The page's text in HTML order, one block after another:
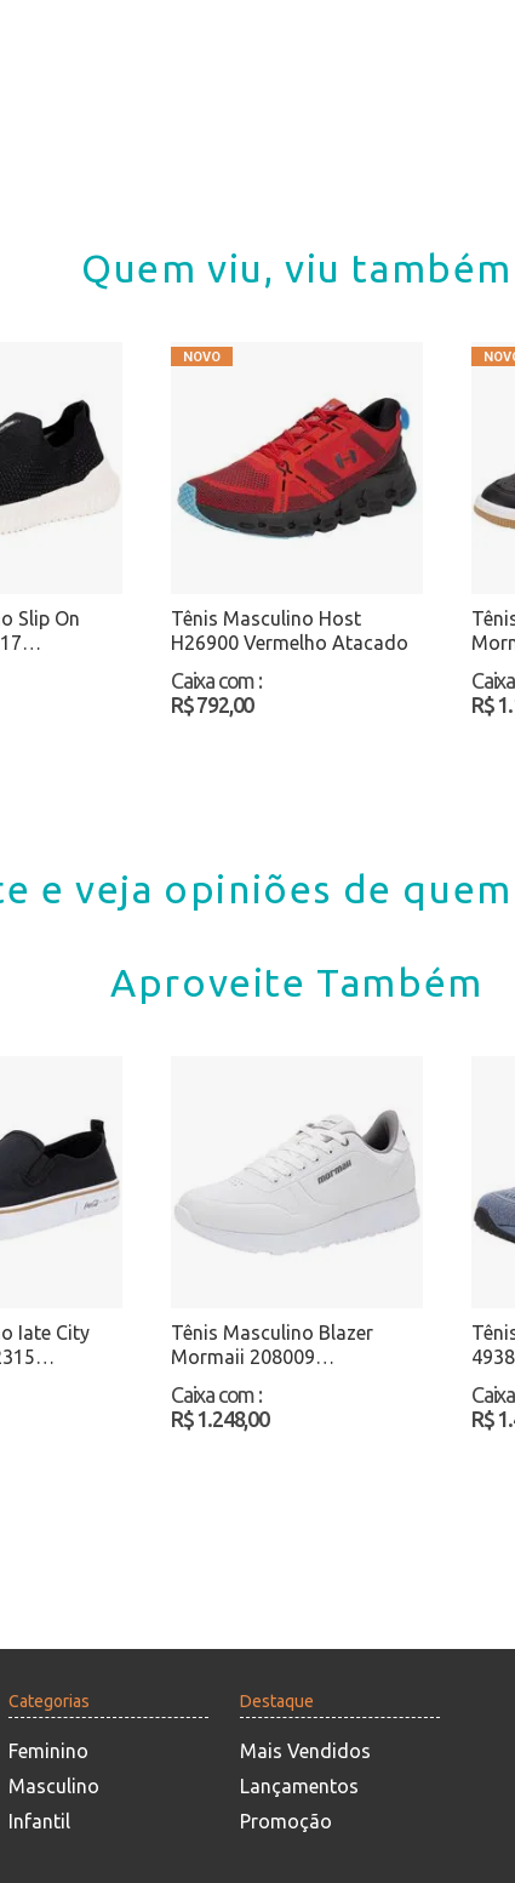
Quem viu, viu também
Slip On
Tênis Masculino Host
H26900 Vermelho Atacado
Caixa com :
R$ 792,00
R$
e veja opiniões de
Aproveite Também
Iate City
Tênis Masculino Blazer
Mormaii 208009
Branco/Cinza Atacado
Caixa com :
R$ 1.248,00
R$
Categorias
Feminino
Masculino
Infantil
Destaque
Mais Vendidos
Lançamentos
Promoção